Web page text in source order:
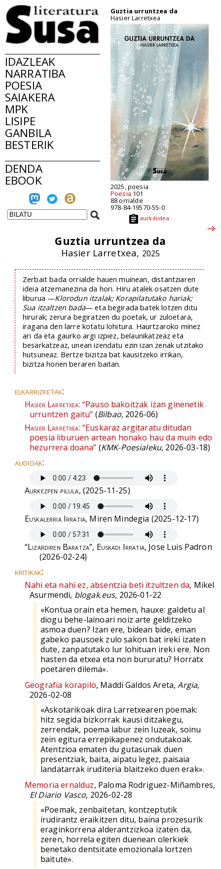
IDAZLEAK
NARRATIBA
POESIA
SAIAKERA
MPK
LISIPE
GANBILA
BESTERIK
DENDA
EBOOK
Guztia urruntzea da
Hasier Larretxea
2025, poesia
Poesia 101
88 orrialde
978-84-19570-55-0
aurkibidea
Guztia urruntzea da
Hasier Larretxea, 2025
Zerbait bada orrialde hauen muinean, distantziaren
ideia atzemanezina da hori. Hiru atalek osatzen dute
liburua —Klorodun itzalak; Korapilatutako hariak;
Sua itzaltzen bada— eta begirada batek lotzen ditu
hirurak; zerura begiratzen du poetak, ur zuloetara,
iragana den larre kotatu lohitura. Haurtzaroko minez
ari da eta gaurko argi izpiez, belaunikatzeaz eta
besarkatzeaz, unean izendatu ezin izan zenak utzitako
hutsuneaz. Bertze bizitza bat kausitzeko irrikan,
bizitza honen beraren baitan.
elkarrizketak:
Hasier Larretxea: “Pauso bakoitzak izan ginenetik
urruntzen gaitu” (Bilbao, 2026-06)
Hasier Larretxea: “Euskaraz argitaratu ditudan
poesia liburuen artean honako hau da muin edo
hezurrera doana” (KMK-Poesialeku, 2026-03-18)
audioak:
Aurkezpen pilula, (2025-11-25)
Euskalerria Irratia, Miren Mindegia (2025-12-17)
“Lizardiren Baratza”, Euskadi Irratia, Jose Luis Padron
(2026-02-24)
kritikak:
Nahi eta nahi ez, absentzia beti itzultzen da, Mikel
Asurmendi, blogak.eus, 2026-01-22
«Kontua orain eta hemen, hauxe: galdetu al
diogu behe-lainoari noiz arte gelditzeko
asmoa duen? Izan ere, bidean bide, eman
gabeko pausoek zulo sakon bat ireki izaten
dute, zanpatutako lur lohituan ireki ere. Non
hasten da etxea eta non bururatu? Horratx
poetaren dilema».
Geografia korapilo, Maddi Galdos Areta,Argia,
2026-02-08
«Askotarikoak dira Larretxearen poemak:
hitz segida bizkorrak kausi ditzakegu,
zerrendak, poema labur zein luzeak, soinu
zein egitura errepikapenez ondutakoak.
Atentzioa ematen du gutasunak duen
presentziak, baita, aipatu legez, paisaia
landatarrak iruditeria blaitzeko duen erak».
Memoria ernalduz, Paloma Rodriguez-Miñambres,
El Diario Vasco, 2026-02-28
«Poemak, zenbaitetan, kontzeptutik
irudirantz eraikitzen ditu, baina prozesurik
eraginkorrena alderantzizkoa izaten da,
zeren, horrela egiten duenean olerkiek
benetako dentsitate emozionala lortzen
baitute».